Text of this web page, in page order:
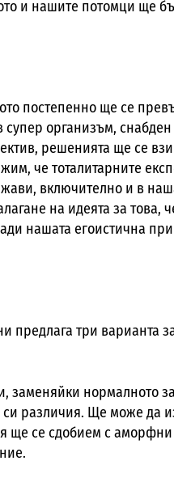
и нашите потомци ще
постепенно ще се
организъм,
решенията ще се
че тоталитарните
включително и в
на идеята за това,
нашата егоистична
предлага три варианта
заменяйки нормалното
различия. Ще може да
ще се сдобием с